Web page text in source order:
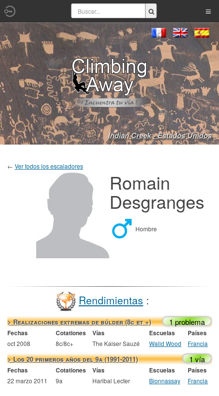
Indian Creek - Estados Unidos
← Ver todos los escaladores
Romain
Desgranges
Hombre
Rendimientas :
> Realizaciones extremas de búlder (8c et +) 1 problema
Fechas Cotationes Vías Escuelas Países
oct 2008 8c/8c+ The Kaiser Sauzé Walid Wood Francia
> Los 20 primeros años del 9a (1991-2011) 1 vía
Fechas Cotationes Vías Escuelas Países
22 marzo 2011 9a Haribal Lecter Bionnassay Francia